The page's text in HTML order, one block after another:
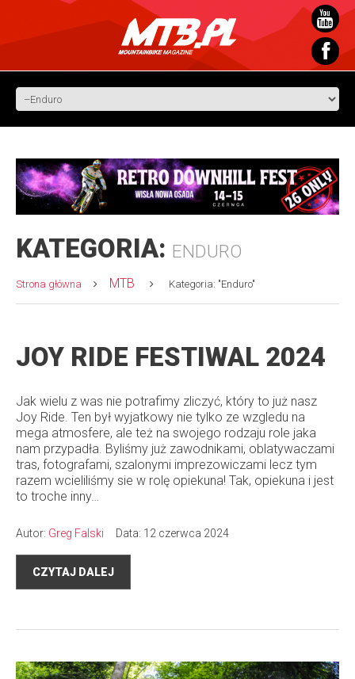
KATEGORIA: ENDURO
Strona główna MTB Kategoria: "Enduro"
JOY RIDE FESTIWAL 2024
Jak wielu z was nie potrafimy zliczyć, który to już nasz
Joy Ride. Ten był wyjatkowy nie tylko ze wzgledu na
mega atmosfere, ale też na swojego rodzaju role jaka
nam przypadła. Byliśmy już zawodnikami, oblatywaczami
tras, fotografami, szalonymi imprezowiczami lecz tym
razem wcieliliśmy sie w rolę opiekuna! Tak, opiekuna i jest
to troche inny…
Autor: Greg Falski Data: 12 czerwca 2024
CZYTAJ DALEJ